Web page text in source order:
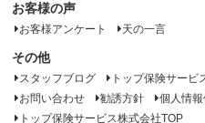
お客様の声
お客様アンケート 天の一言
その他
スタッフブログ トップ保険サービ
お問い合わせ
勧誘方針
個人情
トップ保険サービス株式会社TOP